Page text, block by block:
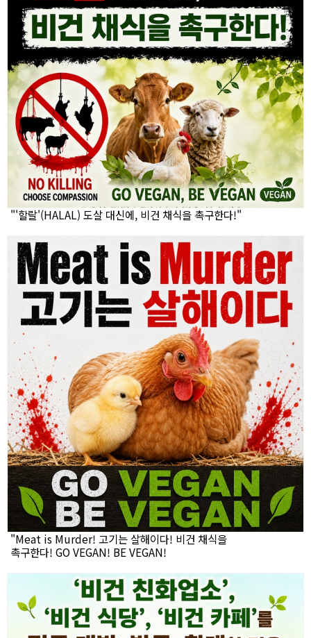
"'할랄'(HALAL) 도살 대신에, 비건 채식을 촉구한다!"
"Meat is Murder! 고기는 살해이다! 비건 채식을
촉구한다! GO VEGAN! BE VEGAN!